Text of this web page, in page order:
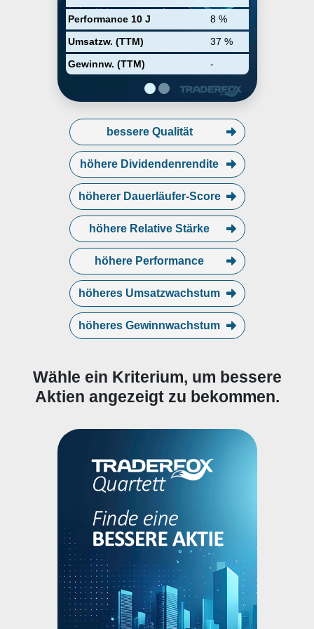
Performance 10 J
8 %
Umsatzw. (TTM)
37 %
Gewinnw. (TTM)
-
bessere Qualität
höhere Dividendenrendite
höherer Dauerläufer-Score
höhere Relative Stärke
höhere Performance
höheres Umsatzwachstum
höheres Gewinnwachstum
Wähle ein Kriterium, um bessere
Aktien angezeigt zu bekommen.